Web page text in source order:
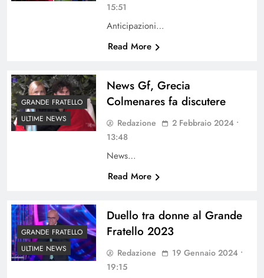
15:51
Anticipazioni…
Read More
GRANDE FRATELLO
ULTIME NEWS
News Gf, Grecia
Colmenares fa discutere
Redazione
2 Febbraio 2024 •
13:48
News…
Read More
GRANDE FRATELLO
ULTIME NEWS
Duello tra donne al Grande
Fratello 2023
Redazione
19 Gennaio 2024 •
19:15